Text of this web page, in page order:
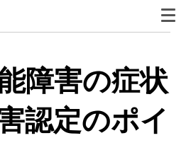
障害の症状
認定のポイ